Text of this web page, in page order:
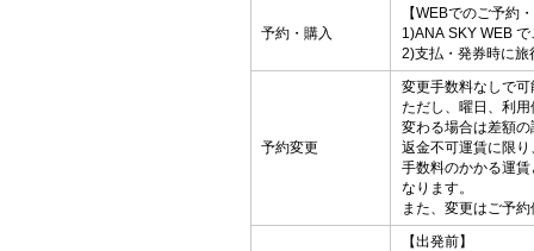
予約・購入
【WEBでのご予約
1)ANA SKY WEB
2)支払・発券時に
予約変更
変更手数料なしで可
ただし、曜日、利
変わる場合は差額
返金不可運賃に限
手数料のかかる運
なります。
また、変更はご予
【出発前】